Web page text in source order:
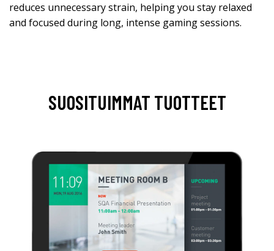
reduces unnecessary strain, helping you stay relaxed
and focused during long, intense gaming sessions.
SUOSITUIMMAT TUOTTEET